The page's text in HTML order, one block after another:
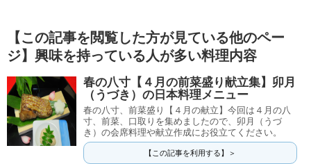
【この記事を閲覧した方が見ている他のペー
ジ】興味を持っている人が多い料理内容
春の八寸【４月の前菜盛り献立集】卯月
（うづき）の日本料理メニュー
春の八寸、前菜盛り【４月の献立】今回は４月の八
寸、前菜、口取りを集めましたので、卯月（うづ
き）の会席料理や献立作成にお役立てください。
【この記事を利用する】＞